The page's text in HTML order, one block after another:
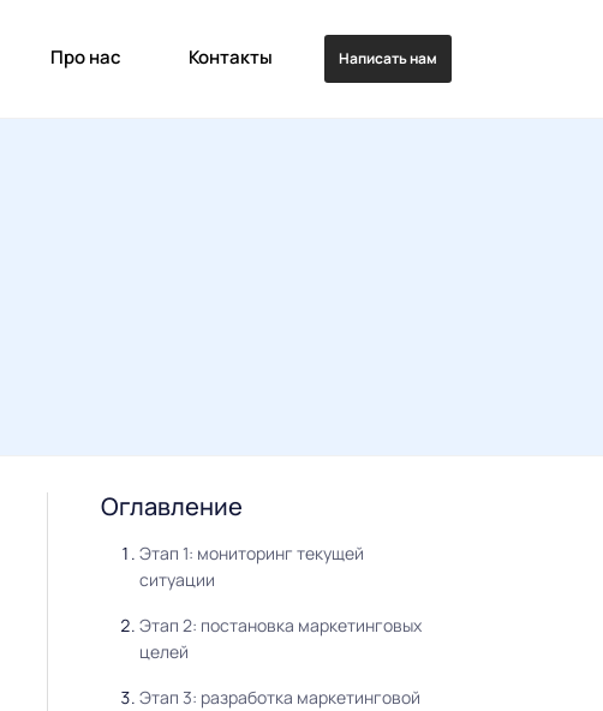
Про нас Контакты Написать нам
Оглавление
Этап 1: мониторинг текущей
ситуации
Этап 2: постановка маркетинговых
целей
Этап 3: разработка маркетинговой